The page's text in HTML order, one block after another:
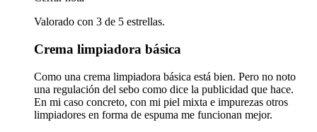
Valorado con 3 de 5 estrellas.
Crema limpiadora básica
Como una crema limpiadora básica está bien. Pero no noto
una regulación del sebo como dice la publicidad que hace.
En mi caso concreto, con mi piel mixta e impurezas otros
limpiadores en forma de espuma me funcionan mejor.